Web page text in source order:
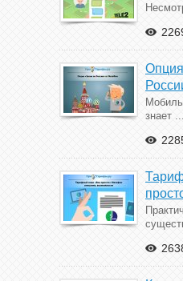
знает ...